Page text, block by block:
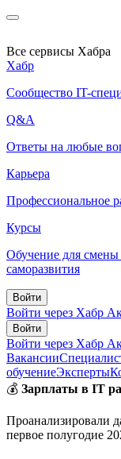
Все сервисы Хабра
Хабр
Сообщество IT-
Q&A
Ответы на любые
Карьера
Профессиональное
Курсы
Обучение для смены
саморазвития
Войти
Войти через Хабр
Войти
Войти через Хабр
Вакансии
обучениеЭксперты
💰 Зарплаты в IT
Проанализировали
первое полугодие